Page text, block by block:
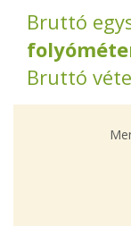
Bruttó
Bruttó